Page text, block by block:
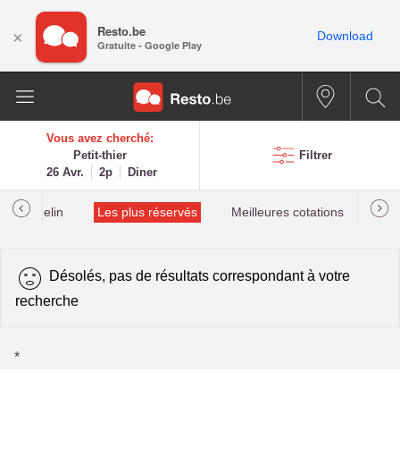
Vous avez cherché:
Petit-thier
26 Avr.
2p Diner
Filtrer
Michelin Les plus réservés Meilleures cotations
Désolés, pas de résultats correspondant à votre
recherche
*
× Resto.be
Gratuite - Google Play
Download